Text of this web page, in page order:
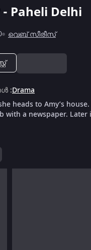
- Paheli Delhi
വെബ് സീരീസ്
:Drama
heads to Amy’s
with a newspaper.